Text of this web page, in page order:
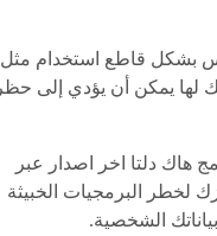
بشكل قاطع استخدام مثل
لها يمكن أن يؤدي إلى
هاك دلتا اخر اصدار عبر
لخطر البرمجيات الخبيثة
الشخصية.